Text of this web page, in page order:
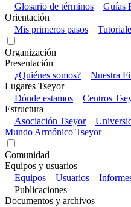
Glosario de términos
Guías
Orientación
Mis primeros pasos
Organización
Presentación
¿Quiénes somos?
Nuestra
Lugares Tseyor
Dónde estamos
Centros
Estructura
Asociación Tseyor
Mundo Armónico Tseyor
Comunidad
Equipos y usuarios
Equipos
Usuarios
Publicaciones
Documentos y archivos